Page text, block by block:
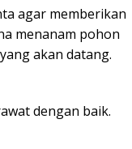
agar memberikan
menanam pohon
akan datang.
dengan baik.